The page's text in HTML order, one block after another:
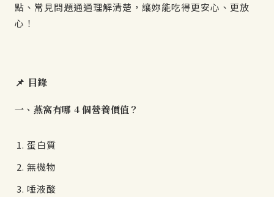
點、常見問題通通理解清楚，讓妳能吃得更安心、更放
心！
📌 目錄
一、燕窩有哪 4 個營養價值？
蛋白質
無機物
唾液酸